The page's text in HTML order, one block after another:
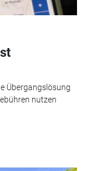
Übergangslösung
nutzen